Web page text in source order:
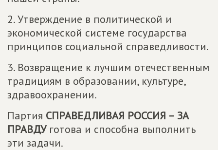
2. Утверждение в политической и
экономической системе государства
принципов социальной справедливости.
3. Возвращение к лучшим отечественным
традициям в образовании, культуре,
здравоохранении.
Партия СПРАВЕДЛИВАЯ РОССИЯ – ЗА
ПРАВДУготова и способна выполнить
эти задачи.